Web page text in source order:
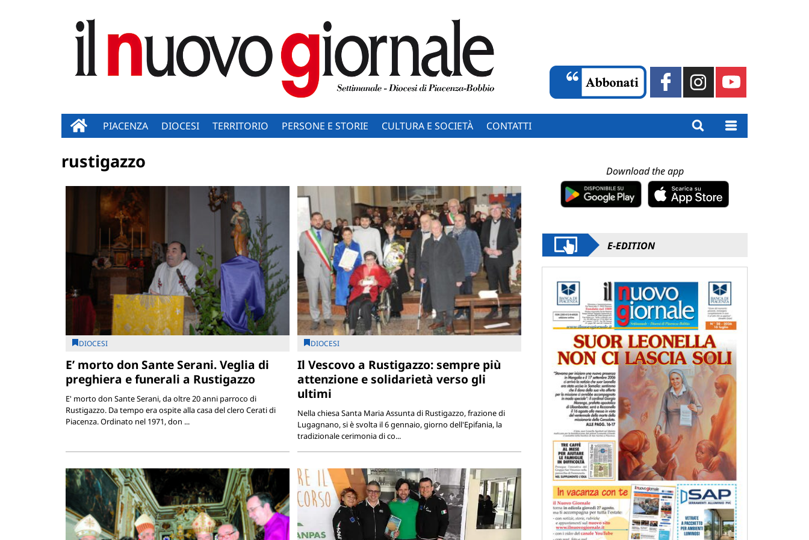
PIACENZA DIOCESI TERRITORIO PERSONE E STORIE CULTURA E SOCIETÀ CONTATTI
rustigazzo
DIOCESI
E’ morto don Sante Serani. Veglia di
preghiera e funerali a Rustigazzo
E' morto don Sante Serani, da oltre 20 anni parroco di
Rustigazzo. Da tempo era ospite alla casa del clero Cerati di
Piacenza. Ordinato nel 1971, don ...
DIOCESI
Il Vescovo a Rustigazzo: sempre più
attenzione e solidarietà verso gli
ultimi
Nella chiesa Santa Maria Assunta di Rustigazzo, frazione di
Lugagnano, si è svolta il 6 gennaio, giorno dell'Epifania, la
tradizionale cerimonia di co...
Download the app
E-EDITION